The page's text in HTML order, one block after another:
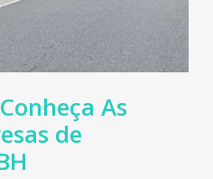
As
de